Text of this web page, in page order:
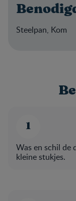
Steelpan, Kom
Was en schil de
kleine stukjes.